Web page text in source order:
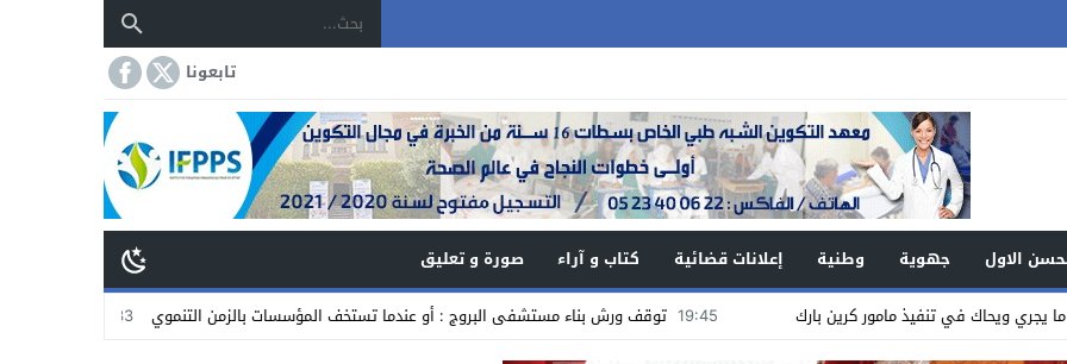
تابعونا
الاول جهوية وطنية إعلانات قضائية كتاب و آراء
صورة و تعليق
19:45 توقف ورش بناء مستشفى البروج : أو عندما تستخف المؤسسات بالزمن التنموي 20:33 بدعوة من الجمعية في تنفيذ مامور كرين بارك